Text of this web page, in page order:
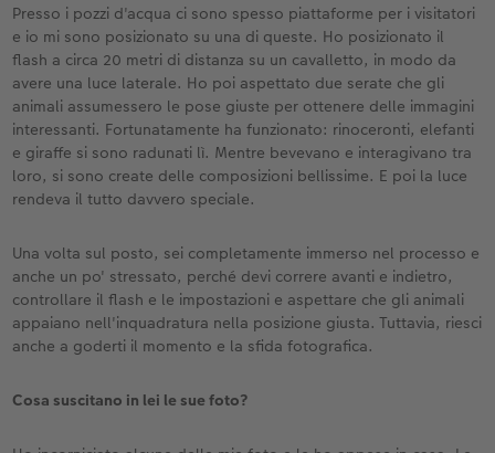
Presso i pozzi d'acqua ci sono spesso piattaforme per i visitatori
e io mi sono posizionato su una di queste. Ho posizionato il
flash a circa 20 metri di distanza su un cavalletto, in modo da
avere una luce laterale. Ho poi aspettato due serate che gli
animali assumessero le pose giuste per ottenere delle immagini
interessanti. Fortunatamente ha funzionato: rinoceronti, elefanti
e giraffe si sono radunati lì. Mentre bevevano e interagivano tra
loro, si sono create delle composizioni bellissime. E poi la luce
rendeva il tutto davvero speciale.
Una volta sul posto, sei completamente immerso nel processo e
anche un po' stressato, perché devi correre avanti e indietro,
controllare il flash e le impostazioni e aspettare che gli animali
appaiano nell'inquadratura nella posizione giusta. Tuttavia, riesci
anche a goderti il momento e la sfida fotografica.
Cosa suscitano in lei le sue foto?